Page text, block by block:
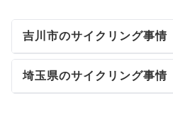
吉川市のサイクリング事情
埼玉県のサイクリング事情